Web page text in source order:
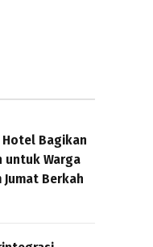
Hotel Bagikan
untuk Warga
Berkah